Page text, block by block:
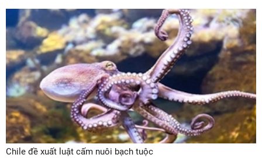
Chile đề xuất luật cấm nuôi bạch tuộc